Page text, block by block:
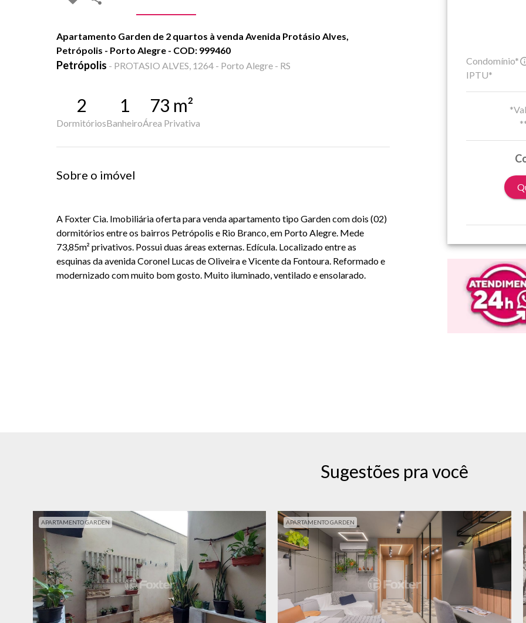
Apartamento Garden de 2 quartos à venda Avenida Protásio Alves,
Petrópolis - Porto Alegre - COD: 999460
Petrópolis - PROTASIO ALVES, 1264 - Porto Alegre - RS
2
Dormitórios
1
Banheiro
73 m²
Área Privativa
Sobre o imóvel
A Foxter Cia. Imobiliária oferta para venda apartamento tipo Garden com dois (02)
dormitórios entre os bairros Petrópolis e Rio Branco, em Porto Alegre. Mede
73,85m² privativos. Possui duas áreas externas. Edícula. Localizado entre as
esquinas da avenida Coronel Lucas de Oliveira e Vicente da Fontoura. Reformado e
modernizado com muito bom gosto. Muito iluminado, ventilado e ensolarado.
Condomínio*
IPTU*
Sugestões pra você
APARTAMENTO GARDEN APARTAMENTO GARDEN